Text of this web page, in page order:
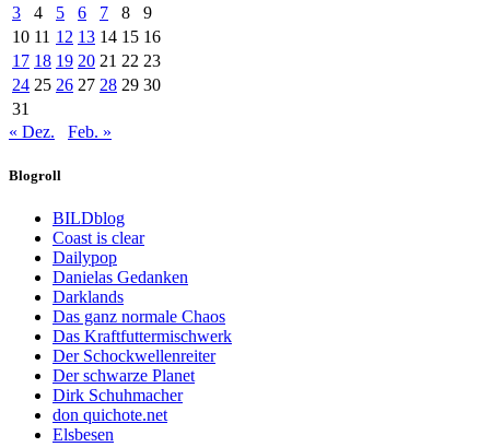
3
4 5 6 7 8
9
10 11 12 13 14 15 16
17 18 19 20 21 22 23
24 25 26 27 28 29 30
31
« Dez.
Feb. »
Blogroll
BILDblog
Coast is clear
Dailypop
Danielas Gedanken
Darklands
Das ganz normale Chaos
Das Kraftfuttermischwerk
Der Schockwellenreiter
Der schwarze Planet
Dirk Schuhmacher
don quichote.net
Elsbesen